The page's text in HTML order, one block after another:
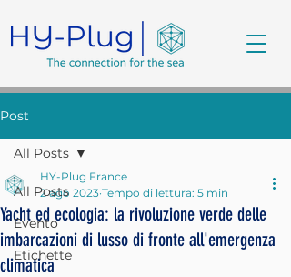
Post
All Posts
Evento
Etichette
All Posts
Yacht ed ecologia: la rivoluzione verde delle
imbarcazioni di lusso di fronte all'emergenza
climatica
HY-Plug France
2 ago 2023 Tempo di lettura: 5 min